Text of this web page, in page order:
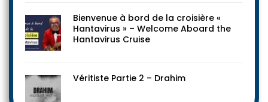
Bienvenue à bord de la croisière «
Hantavirus » – Welcome Aboard the
Hantavirus Cruise
Véritiste Partie 2 – Drahim